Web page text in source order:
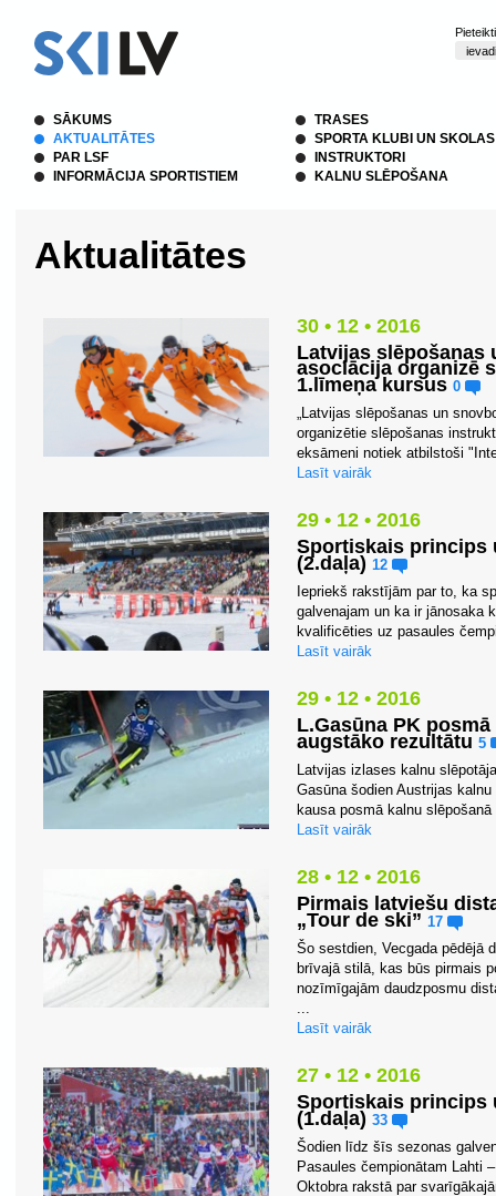
SĀKUMS
AKTUALITĀTES
PAR LSF
INFORMĀCIJA SPORTISTIEM
TRASES
SPORTA KLUBI UN SKOLAS
INSTRUKTORI
KALNU SLĒPOŠANA
Aktualitātes
30 • 12 • 2016
Latvijas slēpošanas
asociācija organizē
1.līmeņa kursus 0
„Latvijas slēpošanas un
organizētie slēpošanas
eksāmeni notiek atbilstoši
Lasīt vairāk
29 • 12 • 2016
Sportiskais princips
(2.daļa) 12
Iepriekš rakstījām par to, ka
galvenajam un ka ir jānosaka
kvalificēties uz pasaules
Lasīt vairāk
29 • 12 • 2016
L.Gasūna PK
augstāko rezultātu 5
Latvijas izlases kalnu
Gasūna šodien Austrijas
kausa posmā kalnu
Lasīt vairāk
28 • 12 • 2016
Pirmais latviešu
„Tour de ski” 17
Šo sestdien, Vecgada pēdējā
brīvajā stilā, kas būs pirmais
nozīmīgajām daudzposmu
...
Lasīt vairāk
27 • 12 • 2016
Sportiskais princips
(1.daļa) 33
Šodien līdz šīs sezonas
Pasaules čempionātam Lahti
Oktobra rakstā par